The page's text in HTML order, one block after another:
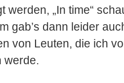
werden, „In time“
gab’s dann leider
von Leuten, die ich
werde.